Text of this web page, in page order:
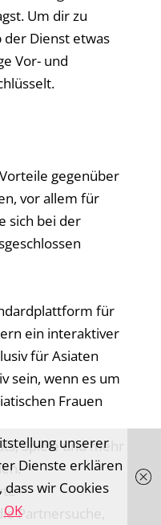
Um dir zu
Dienst etwas
Vor- und
gegenüber
vor allem für
sich bei der
für
ein interaktiver
für Asiaten
sein, wenn es um
Frauen
Spiele und mehr
Partnersuche,
unserer
Dienste erklären
wir Cookies
OK